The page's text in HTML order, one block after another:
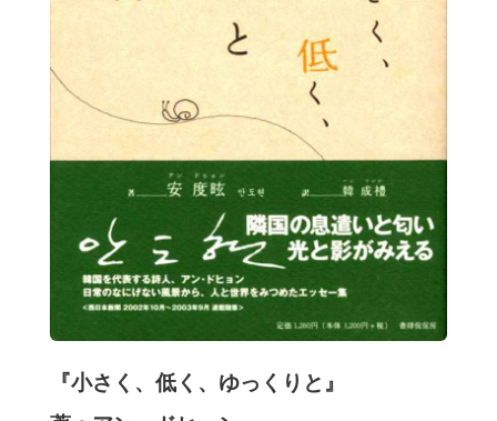
『小さく、低く、ゆっくりと』